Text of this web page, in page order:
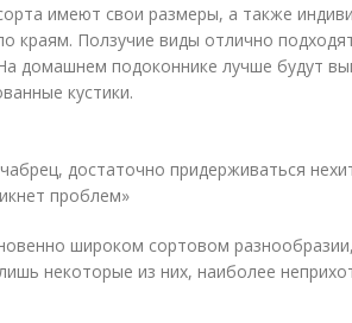
имеют свои размеры, а также
краям. Ползучие виды отлично
домашнем подоконнике лучше будут
кустики.
достаточно придерживаться
проблем»
широком сортовом
некоторые из них, наиболее